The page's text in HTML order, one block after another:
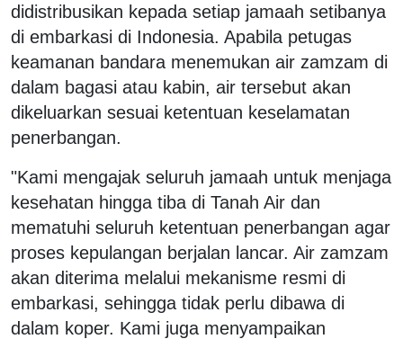
didistribusikan kepada setiap jamaah setibanya
di embarkasi di Indonesia. Apabila petugas
keamanan bandara menemukan air zamzam di
dalam bagasi atau kabin, air tersebut akan
dikeluarkan sesuai ketentuan keselamatan
penerbangan.
"Kami mengajak seluruh jamaah untuk menjaga
kesehatan hingga tiba di Tanah Air dan
mematuhi seluruh ketentuan penerbangan agar
proses kepulangan berjalan lancar. Air zamzam
akan diterima melalui mekanisme resmi di
embarkasi, sehingga tidak perlu dibawa di
dalam koper. Kami juga menyampaikan